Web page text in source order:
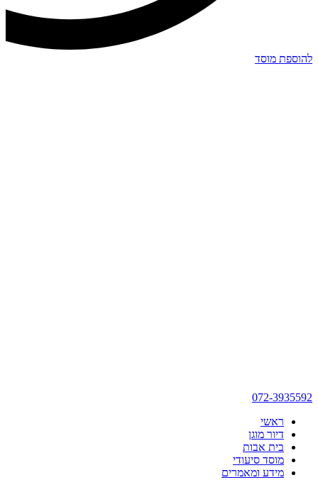
להוספת מוסד
072-3935592
ראשי
דיור מוגן
בית אבות
מוסד סיעודי
מידע ומאמרים